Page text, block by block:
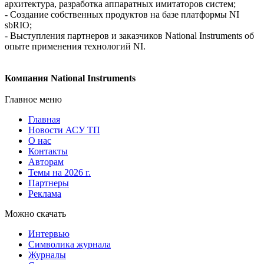
архитектура, разработка аппаратных имитаторов систем;
- Создание собственных продуктов на базе платформы NI
sbRIO;
- Выступления партнеров и заказчиков National Instruments об
опыте применения технологий NI.
Компания National Instruments
Главное меню
Главная
Новости АСУ ТП
О нас
Контакты
Авторам
Темы на 2026 г.
Партнеры
Реклама
Можно скачать
Интервью
Символика журнала
Журналы